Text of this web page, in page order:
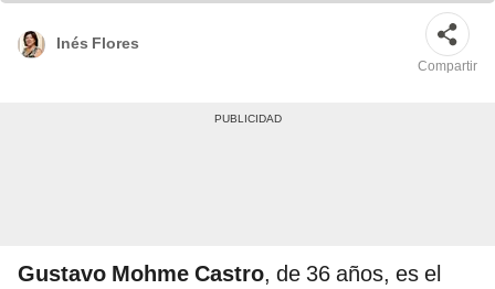
Inés Flores
Compartir
Gustavo Mohme Castro, de 36 años, es el